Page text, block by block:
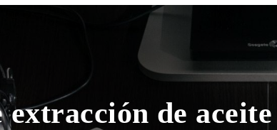
de aceite